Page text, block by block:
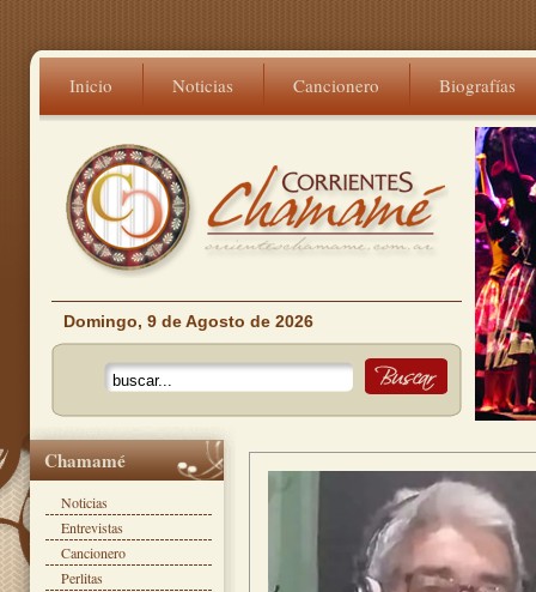
Inicio Noticias Cancionero Biografías
Domingo, 9 de Agosto de 2026
Chamamé
Noticias
Entrevistas
Cancionero
Perlitas